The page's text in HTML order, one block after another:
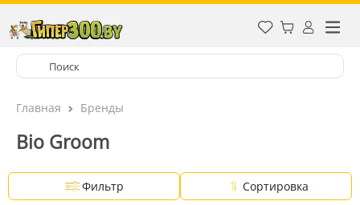
Главная Бренды
Bio Groom
Фильтр Сортировка